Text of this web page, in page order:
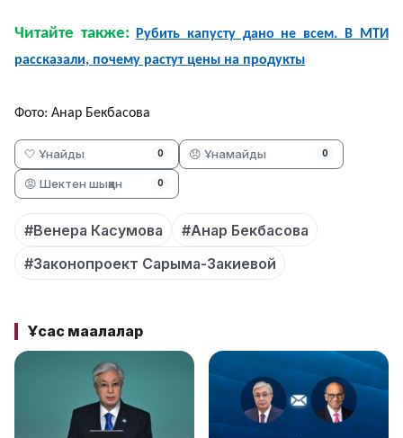
Читайте также:
Рубить капусту дано не всем. В МТИ
рассказали, почему растут цены на продукты
Фото: Анар Бекбасова
🤍 Ұнайды 0 😞 Ұнамайды 0
😡 Шектен шыққан 0
#Венера Касумова
#Анар Бекбасова
#Законопроект Сарыма-Закиевой
Ұқсас мақалалар